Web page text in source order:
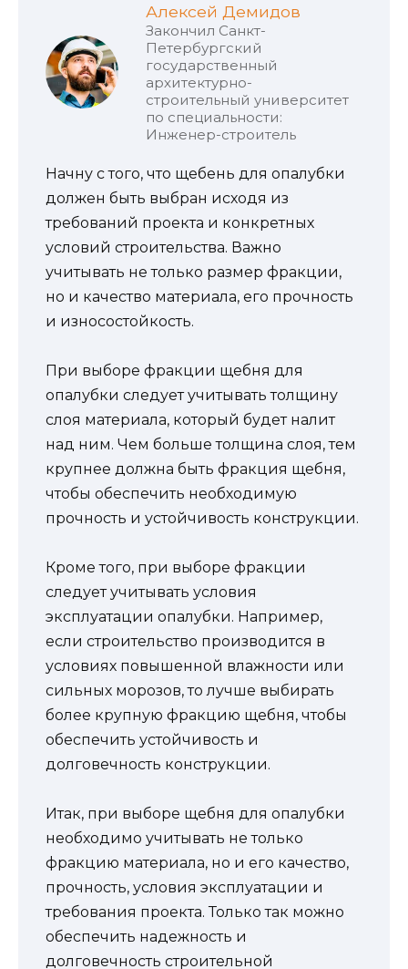
Алексей Демидов
Закончил Санкт-
Петербургский
государственный
архитектурно-
строительный университет
по специальности:
Инженер-строитель
Начну с того, что щебень для опалубки
должен быть выбран исходя из
требований проекта и конкретных
условий строительства. Важно
учитывать не только размер фракции,
но и качество материала, его прочность
и износостойкость.
При выборе фракции щебня для
опалубки следует учитывать толщину
слоя материала, который будет налит
над ним. Чем больше толщина слоя, тем
крупнее должна быть фракция щебня,
чтобы обеспечить необходимую
прочность и устойчивость конструкции.
Кроме того, при выборе фракции
следует учитывать условия
эксплуатации опалубки. Например,
если строительство производится в
условиях повышенной влажности или
сильных морозов, то лучше выбирать
более крупную фракцию щебня, чтобы
обеспечить устойчивость и
долговечность конструкции.
Итак, при выборе щебня для опалубки
необходимо учитывать не только
фракцию материала, но и его качество,
прочность, условия эксплуатации и
требования проекта. Только так можно
обеспечить надежность и
долговечность строительной